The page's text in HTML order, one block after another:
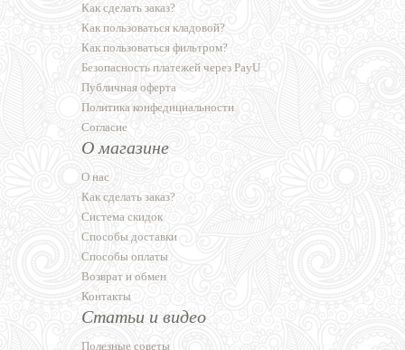
Как сделать заказ?
Как пользоваться кладовой?
Как пользоваться фильтром?
Безопасность платежей через PayU
Публичная оферта
Политика конфедициальности
Согласие
О магазине
О нас
Как сделать заказ?
Система скидок
Способы доставки
Способы оплаты
Возврат и обмен
Контакты
Статьи и видео
Полезные советы